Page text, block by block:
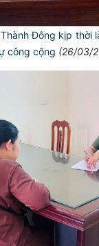
Đông kịp thời
công cộng (26/03/